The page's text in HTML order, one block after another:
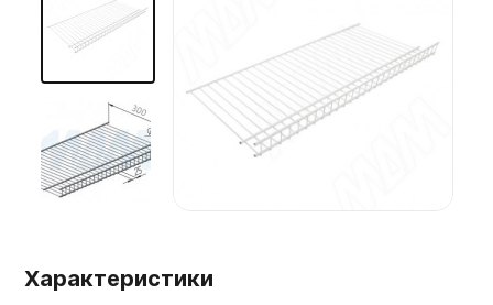
Мебельные образцы, каталоги
Характеристики